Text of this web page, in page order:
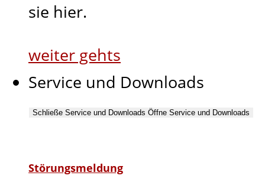
sie hier.
weiter gehts
Service und Downloads
Schließe Service und Downloads Öffne Service und Downloads
Störungsmeldung